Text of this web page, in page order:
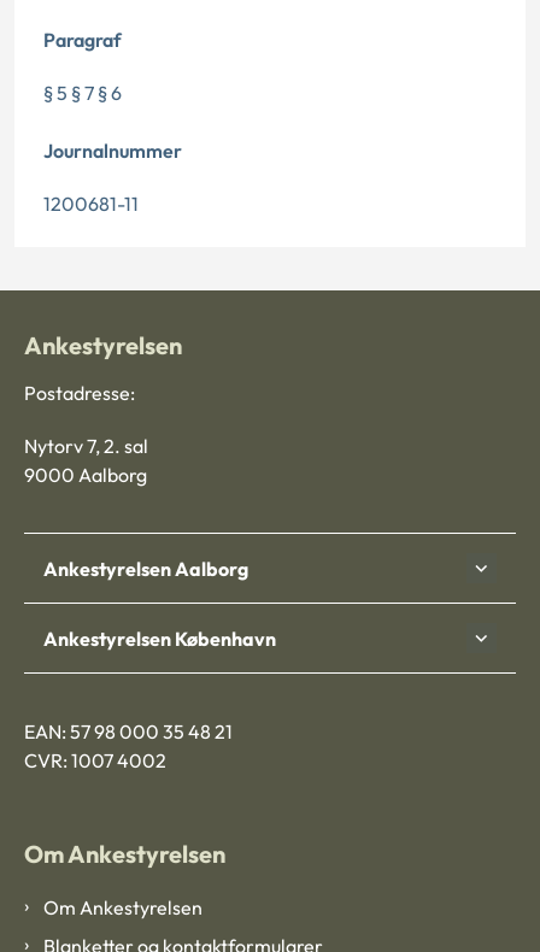
Paragraf
§ 5 § 7 § 6
Journalnummer
1200681-11
Ankestyrelsen
Postadresse:
Nytorv 7, 2. sal
9000 Aalborg
Ankestyrelsen Aalborg
Ankestyrelsen København
EAN: 57 98 000 35 48 21
CVR: 1007 4002
Om Ankestyrelsen
Om Ankestyrelsen
Blanketter og kontaktformularer